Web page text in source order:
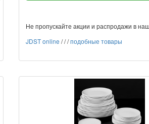
Не пропускайте акции и распродажи в
JDST online ///подобные товары